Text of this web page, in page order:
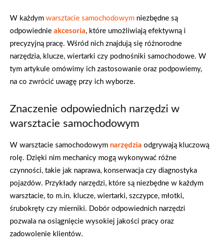
W każdym warsztacie samochodowym niezbędne są
odpowiednie akcesoria, które umożliwiają efektywną i
precyzyjną pracę. Wśród nich znajdują się różnorodne
narzędzia, klucze, wiertarki czy podnośniki samochodowe. W
tym artykule omówimy ich zastosowanie oraz podpowiemy,
na co zwrócić uwagę przy ich wyborze.
Znaczenie odpowiednich narzędzi w
warsztacie samochodowym
W warsztacie samochodowym narzędzia odgrywają kluczową
rolę. Dzięki nim mechanicy mogą wykonywać różne
czynności, takie jak naprawa, konserwacja czy diagnostyka
pojazdów. Przykłady narzędzi, które są niezbędne w każdym
warsztacie, to m.in. klucze, wiertarki, szczypce, młotki,
śrubokręty czy mierniki. Dobór odpowiednich narzędzi
pozwala na osiągnięcie wysokiej jakości pracy oraz
zadowolenie klientów.